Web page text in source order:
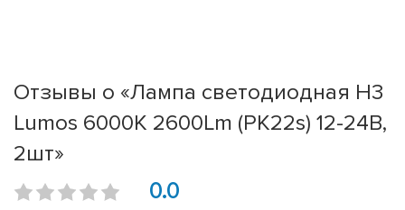
Отзывы о «Лампа светодиодная H3
Lumos 6000K 2600Lm (PK22s) 12-24В,
2шт»
0.0